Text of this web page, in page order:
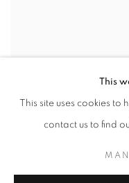
This
This site uses cookies
contact us to find